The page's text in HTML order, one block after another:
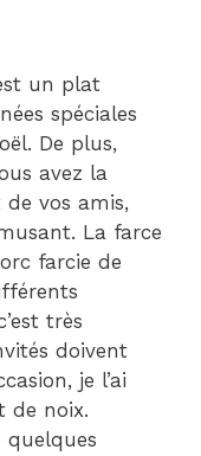
un plat
spéciales
De plus,
avez la
vos amis,
La farce
farcie de
très
doivent
je l’ai
de noix.
quelques